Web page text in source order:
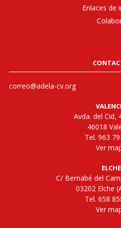
Enlaces de
correo@adela-cv.org
Avda. del Cid,
46018
Tel. 963
Ver
ELCHE
C/ Bernabé del
03202 Elche
Tel. 658
Ver